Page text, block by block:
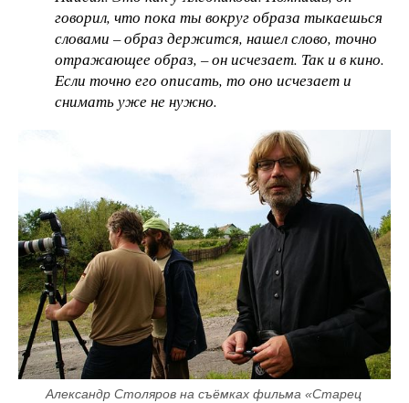
говорил, что пока ты вокруг образа тыкаешься
словами – образ держится, нашел слово, точно
отражающее образ, – он исчезает. Так и в кино.
Если точно его описать, то оно исчезает и
снимать уже не нужно.
Александр Столяров на съёмках фильма «Старец